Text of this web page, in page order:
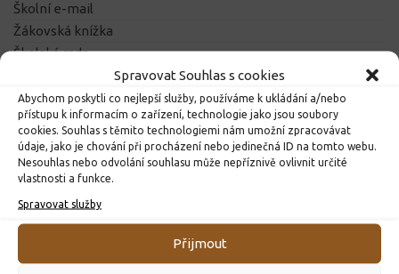
Spravovat Souhlas s cookies
Abychom poskytli co nejlepší služby, používáme k ukládání a/nebo
přístupu k informacím o zařízení, technologie jako jsou soubory
cookies. Souhlas s těmito technologiemi nám umožní zpracovávat
údaje, jako je chování při procházení nebo jedinečná ID na tomto webu.
Nesouhlas nebo odvolání souhlasu může nepříznivě ovlivnit určité
vlastnosti a funkce.
Spravovat služby
Přijmout
Školní e-mail
Žákovská knížka
Školská rada
DŮLEŽITÉ ODKAZY
Školní jídelna
Vzdělávací portál
Výukový web
Obec Dolní Čermná
Pardubický kraj